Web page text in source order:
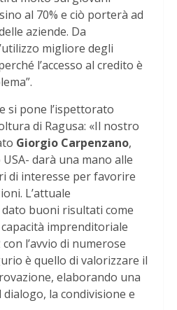
al 70% e ciò porterà ad
aziende. Da
migliore degli
l’accesso al credito è
si pone l’ispettorato
di Ragusa: «Il nostro
Giorgio Carpenzano,
darà una mano alle
di interesse per favorire
L’attuale
buoni risultati come
capacità imprenditoriale
l’avvio di numerose
è quello di valorizzare il
elaborando una
la condivisione e